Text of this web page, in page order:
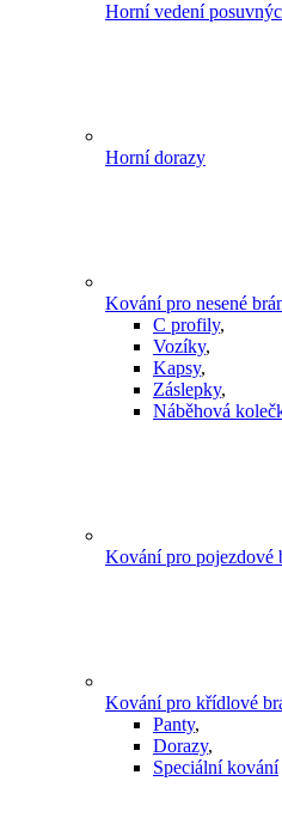
Horní vedení
Horní dorazy
Kování pro nesené
C profily,
Vozíky,
Kapsy,
Záslepky,
Náběhová
Kování pro pojezdové
Kování pro křídlové
Panty,
Dorazy,
Speciální kování